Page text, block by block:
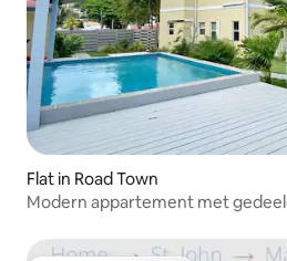
Flat in Road Town
Modern appartement met